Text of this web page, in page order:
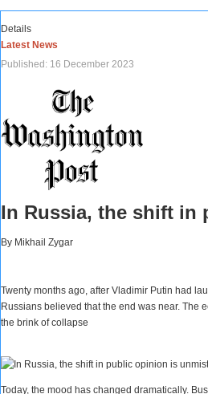
Details
Latest News
Published: 16 December 2023
In Russia, the shift in
By Mikhail Zygar
Twenty months ago, after Vladimir Putin had
Russians believed that the end was near. The
the brink of collapse
Today, the mood has changed dramatically.